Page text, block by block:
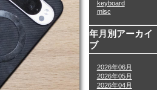
keyboard
misc
年月別アーカイ
ブ
2026年06月
2026年05月
2026年04月